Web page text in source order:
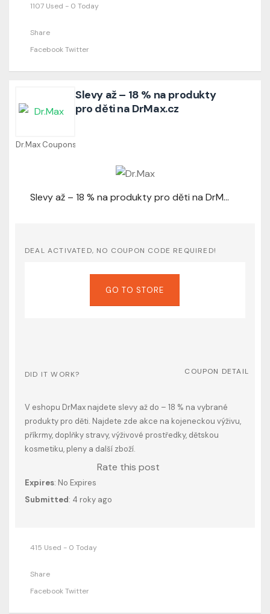
1107 Used - 0 Today
Share
FacebookTwitter
Dr.Max Coupons
Slevy až – 18 % na produkty
pro děti na DrMax.cz
Slevy až – 18 % na produkty pro děti na DrMax.cz
DEAL ACTIVATED, NO COUPON CODE REQUIRED!
GO TO STORE
DID IT WORK? COUPON DETAIL
V eshopu DrMax najdete slevy až do – 18 % na vybrané
produkty pro děti. Najdete zde akce na kojeneckou výživu,
příkrmy, doplňky stravy, výživové prostředky, dětskou
kosmetiku, pleny a další zboží.
Rate this post
Expires: No Expires
Submitted: 4 roky ago
415 Used - 0 Today
Share
FacebookTwitter